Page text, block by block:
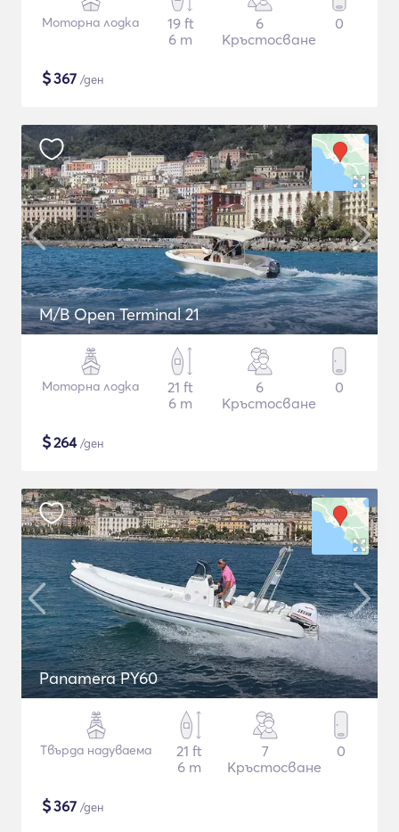
Моторна лодка
19 ft
6 m
6
Кръстосване
0
$367 /ден
M/B Open Terminal 21
Моторна лодка
21 ft
6 m
6
Кръстосване
0
$264/ден
Panamera PY60
Твърда надуваема
21 ft
6 m
7
Кръстосване
0
$367 /ден